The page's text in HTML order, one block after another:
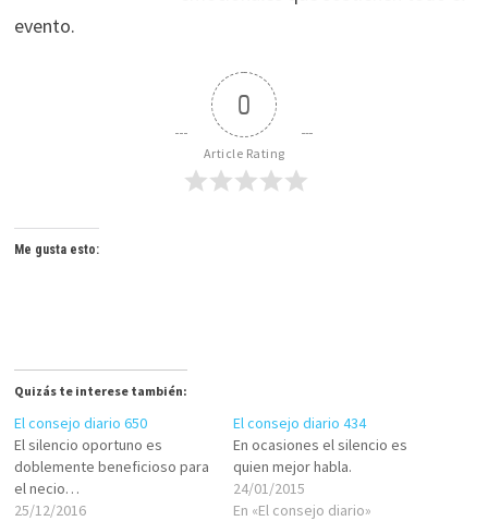
evento.
0
Article Rating
Me gusta esto:
Quizás te interese también:
El consejo diario 650
El silencio oportuno es
doblemente beneficioso para
el necio…
25/12/2016
El consejo diario 434
En ocasiones el silencio es
quien mejor habla.
24/01/2015
En «El consejo diario»